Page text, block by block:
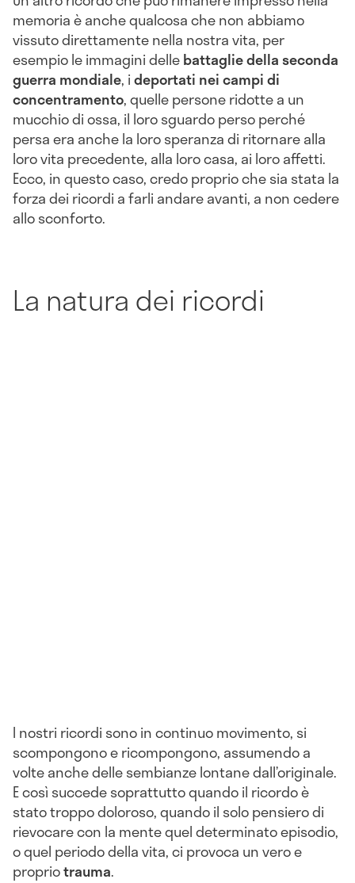
memoria è anche qualcosa che non abbiamo
vissuto direttamente nella nostra vita, per
esempio le immagini dellebattaglie della seconda
guerra mondiale, ideportati nei campi di
concentramento, quelle persone ridotte a un
mucchio di ossa, il loro sguardo perso perché
persa era anche la loro speranza di ritornare alla
loro vita precedente, alla loro casa, ai loro affetti.
Ecco, in questo caso, credo proprio che sia stata la
forza dei ricordi a farli andare avanti, a non cedere
allo sconforto.
La natura dei ricordi
I nostri ricordi sono in continuo movimento, si
scompongono e ricompongono, assumendo a
volte anche delle sembianze lontane dall’originale.
E così succede soprattutto quando il ricordo è
stato troppo doloroso, quando il solo pensiero di
rievocare con la mente quel determinato episodio,
o quel periodo della vita, ci provoca un vero e
propriotrauma.